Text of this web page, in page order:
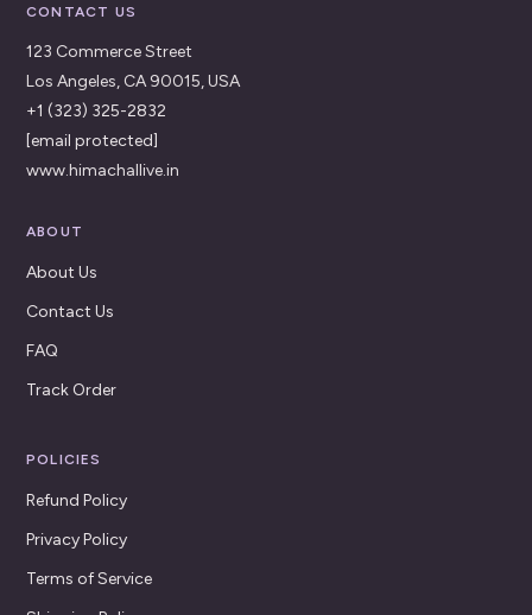
CONTACT US
123 Commerce Street
Los Angeles, CA 90015, USA
+1 (323) 325-2832
[email protected]
www.himachallive.in
ABOUT
About Us
Contact Us
FAQ
Track Order
POLICIES
Refund Policy
Privacy Policy
Terms of Service